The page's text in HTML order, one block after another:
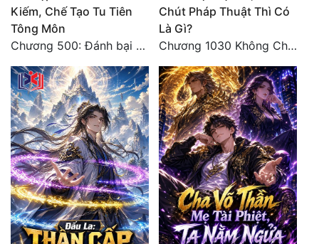
Đẹp
Đẹp Hiệp
Tính Cách Nhân Vật :
Cơ Trí
Sát Phạt Quyết Đoán
Vô Sỉ
Điềm Đạm
Kiếm, Chế Tạo Tu Tiên
Tông Môn
Chương 500: Đánh bại Quái Ngư, tiến nhập Hồng Thụ lâm
Chút Pháp Thuật Thì Có
Là Gì?
Chương 1030 Không Chi Hoàng Nguyên Đại Hư